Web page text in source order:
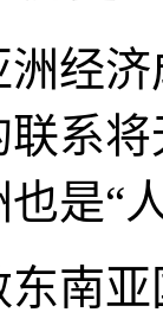
经
系
是“
南